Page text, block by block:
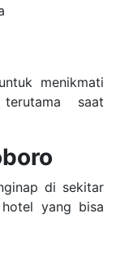
menikmati
saat
di sekitar
yang bisa